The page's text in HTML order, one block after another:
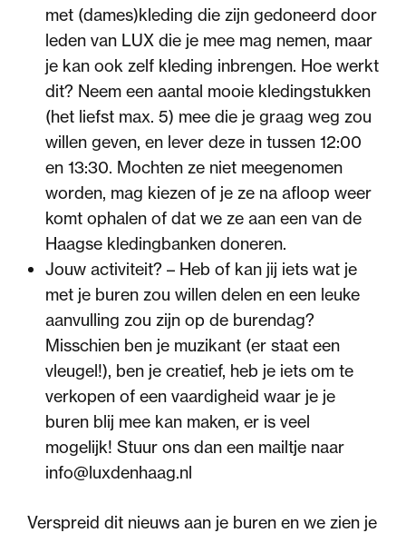
met (dames)kleding die zijn gedoneerd door
leden van LUX die je mee mag nemen, maar
je kan ook zelf kleding inbrengen. Hoe werkt
dit? Neem een aantal mooie kledingstukken
(het liefst max. 5) mee die je graag weg zou
willen geven, en lever deze in tussen 12:00
en 13:30. Mochten ze niet meegenomen
worden, mag kiezen of je ze na afloop weer
komt ophalen of dat we ze aan een van de
Haagse kledingbanken doneren.
Jouw activiteit? – Heb of kan jij iets wat je
met je buren zou willen delen en een leuke
aanvulling zou zijn op de burendag?
Misschien ben je muzikant (er staat een
vleugel!), ben je creatief, heb je iets om te
verkopen of een vaardigheid waar je je
buren blij mee kan maken, er is veel
mogelijk! Stuur ons dan een mailtje naar
info@luxdenhaag.nl
Verspreid dit nieuws aan je buren en we zien je